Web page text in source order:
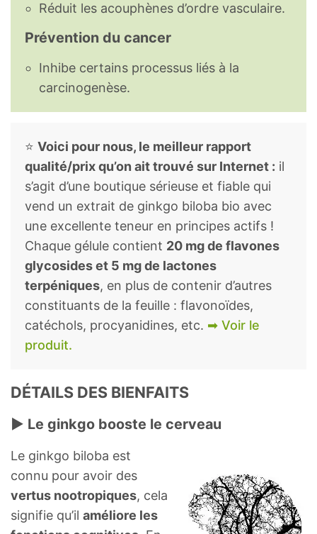
Réduit les acouphènes d’ordre vasculaire.
Prévention du cancer
Inhibe certains processus liés à la
carcinogenèse.
⭐ Voici pour nous, le meilleur rapport
qualité/prix qu’on ait trouvé sur Internet : il
s’agit d’une boutique sérieuse et fiable qui
vend un extrait de ginkgo biloba bio avec
une excellente teneur en principes actifs !
Chaque gélule contient 20 mg de flavones
glycosides et 5 mg de lactones
terpéniques, en plus de contenir d’autres
constituants de la feuille : flavonoïdes,
catéchols, procyanidines, etc. ➡ Voir le
produit.
DÉTAILS DES BIENFAITS
► Le ginkgo booste le cerveau
Le ginkgo biloba est
connu pour avoir des
vertus nootropiques, cela
signifie qu’il améliore les